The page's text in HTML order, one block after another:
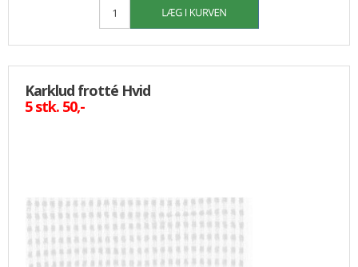
Karklud frotté Hvid
5 stk. 50,-